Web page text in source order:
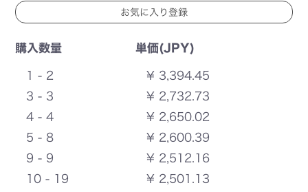
購入数量 単価(JPY)
1 - 2
¥ 3,394.45
3 - 3
¥ 2,732.73
4 - 4
¥ 2,650.02
5 - 8
¥ 2,600.39
9 - 9
¥ 2,512.16
10 - 19
¥ 2,501.13